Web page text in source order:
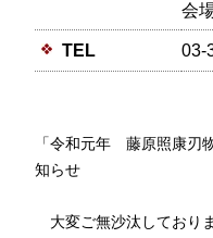
会
TEL 03-
「令和元年 藤原照康刃
知らせ
大変ご無沙汰しており